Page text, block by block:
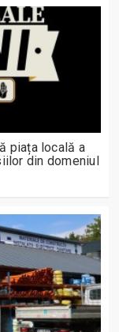
piața locală a
din domeniul